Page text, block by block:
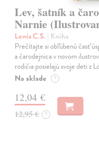
Lev, šatník a
Narnie
Lewis C.S. | Kniha
Prečítajte si obľúbenú časť
a čarodejnica v novom
rodičia posielajú svoje deti z
Na sklade ?
12,04 €
12,95 € ?